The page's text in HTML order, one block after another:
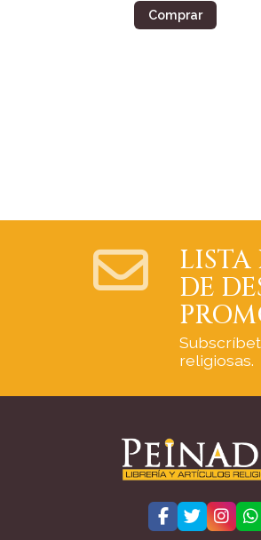
Comprar
LISTA
DE
religiosas.